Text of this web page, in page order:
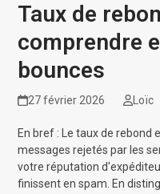
Taux de
comprendre
bounces
27 février 2026 Loïc
En bref : Le taux de rebond
messages rejetés par les
votre réputation
finissent en spam. En